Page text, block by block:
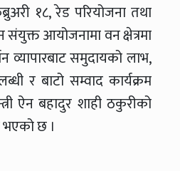
१८, रेड परियोजना तथा
संयुक्त आयोजनामा वन क्षेत्रमा
व्यापारबाट समुदायको लाभ,
र बाटो सम्वाद कार्यक्रम
ऐन बहादुर शाही ठकुरीको
भएको छ ।